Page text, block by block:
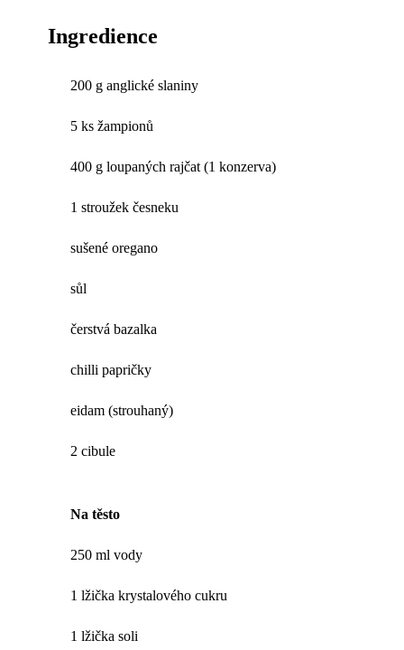
Ingredience
200 g anglické slaniny
5 ks žampionů
400 g loupaných rajčat (1 konzerva)
1 stroužek česneku
sušené oregano
sůl
čerstvá bazalka
chilli papričky
eidam (strouhaný)
2 cibule
Na těsto
250 ml vody
1 lžička krystalového cukru
1 lžička soli